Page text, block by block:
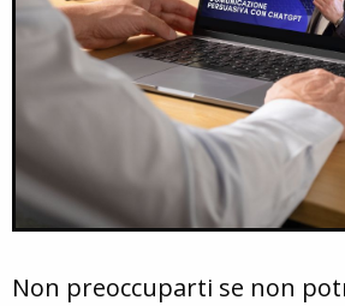
Non preoccuparti se non